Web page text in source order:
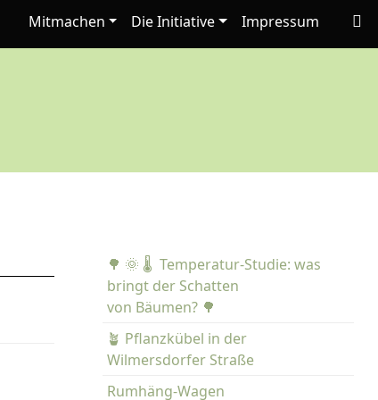
Mitmachen Die Initiative Impressum
🌳 🌞 🌡️ Temperatur-Studie: was
bringt der Schatten
von Bäumen? 🌳
🪴 Pflanzkübel in der
Wilmersdorfer Straße
Rumhäng-Wagen